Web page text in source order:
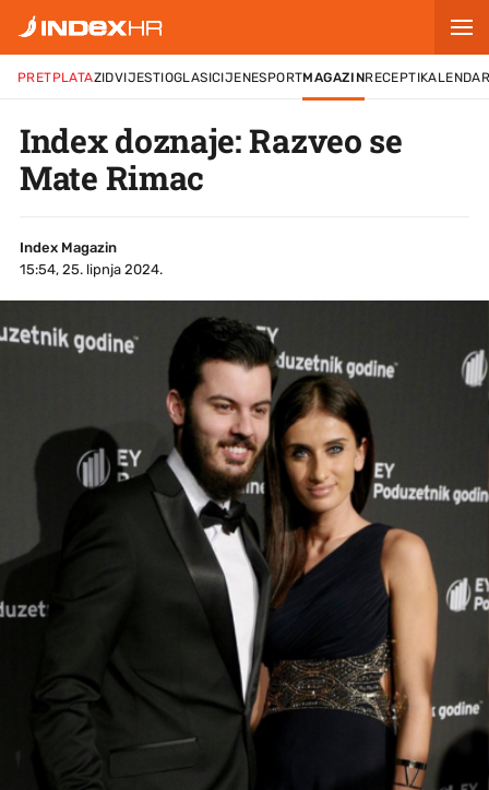
PRETPLATAZIDVIJESTIOGLASICIJENESPORTMAGAZINRECEPTI
Index doznaje: Razveo se
Mate Rimac
Index Magazin
15:54, 25. lipnja 2024.